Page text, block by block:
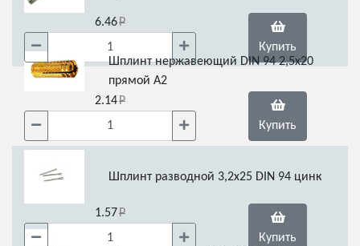
6.46
Купить
Шплинт нержавеющий DIN 94 2,5х20
прямой А2
2.14
Купить
Шплинт разводной 3,2х25 DIN 94 цинк
1.57
Купить